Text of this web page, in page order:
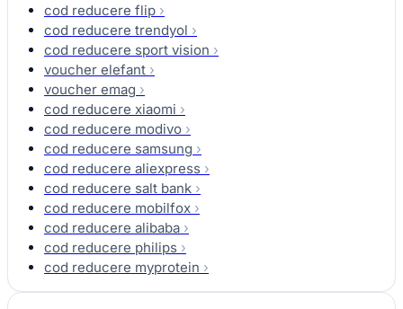
cod reducere flip ›
cod reducere trendyol ›
cod reducere sport vision ›
voucher elefant ›
voucher emag ›
cod reducere xiaomi ›
cod reducere modivo ›
cod reducere samsung ›
cod reducere aliexpress ›
cod reducere salt bank ›
cod reducere mobilfox ›
cod reducere alibaba ›
cod reducere philips ›
cod reducere myprotein ›